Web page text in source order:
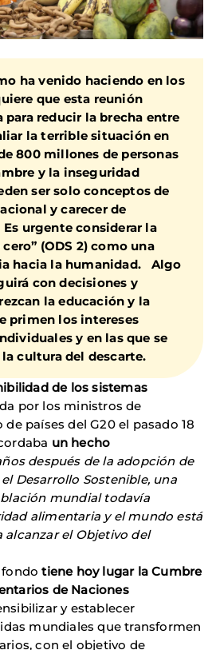
ha venido haciendo en los
que esta reunión
reducir la brecha entre
la terrible situación en
800 millones de personas
y la inseguridad
ser solo conceptos de
y carecer de
urgente considerar la
(ODS 2) como una
hacia la humanidad. Algo
con decisiones y
la educación y la
primen los intereses
y en las que se
cultura del descarte.
de los sistemas
por los ministros de
países del G20 el pasado 18
un hecho
después de la adopción de
Desarrollo Sostenible, una
mundial todavía
alimentaria y el mundo está
alcanzar el Objetivo del
tiene hoy lugar la Cumbre
de Naciones
y establecer
mundiales que transformen
con el objetivo de